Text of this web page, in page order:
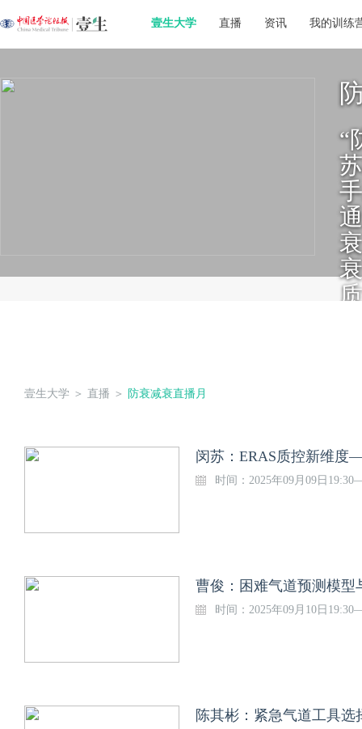
壹生大学 直播 资讯 我的训练
“
壹生大学 ＞ 直播 ＞ 防衰减衰直播月
时间：2025年09月09日
曹俊：困难气道预测模型
时间：2025年09月10日
陈其彬：紧急气道工具